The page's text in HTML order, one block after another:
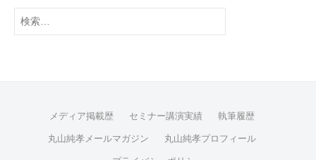
メディア掲載歴 セミナー講演実績 執筆履歴
丸山純孝メールマガジン 丸山純孝プロフィール